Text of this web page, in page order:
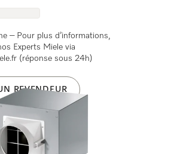
– Pour plus d’informations,
Experts Miele via
(réponse sous 24h)
REVENDEUR